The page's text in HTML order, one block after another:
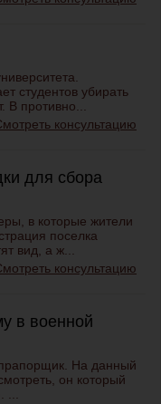
студентов убирать
В противно...
консультацию
для сбора
в которые жители
поселка
вид, а ж...
консультацию
в военной
На данный
он который
...